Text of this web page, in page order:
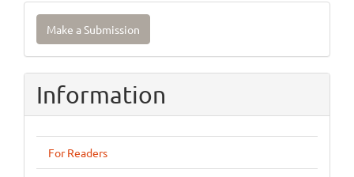
Make
Submission
Make a Submission
Information
For Readers